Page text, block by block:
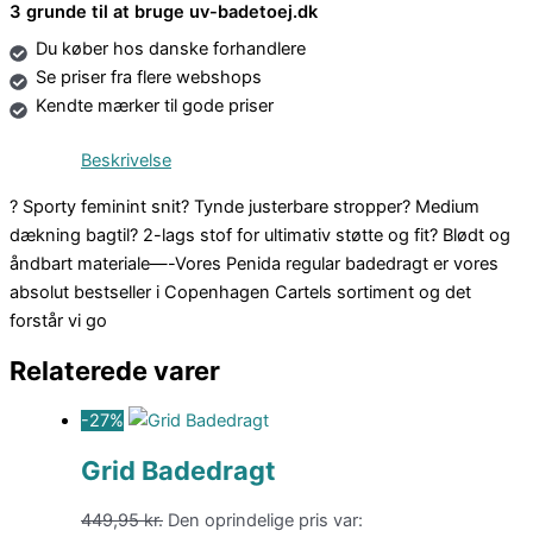
3 grunde til at bruge uv-badetoej.dk
Du køber hos danske forhandlere
Se priser fra flere webshops
Kendte mærker til gode priser
Beskrivelse
? Sporty feminint snit? Tynde justerbare stropper? Medium
dækning bagtil? 2-lags stof for ultimativ støtte og fit? Blødt og
åndbart materiale—-Vores Penida regular badedragt er vores
absolut bestseller i Copenhagen Cartels sortiment og det
forstår vi go
Relaterede varer
-27%
Grid Badedragt
449,95kr. Den oprindelige pris var: